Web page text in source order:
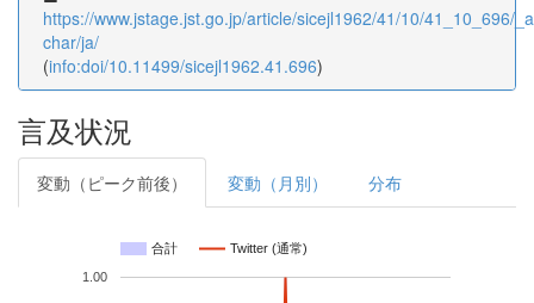
https://www.jstage.jst.go.jp/article/sicejl1962/41/10/41_10_696/
char/ja/
(info:doi/10.11499/sicejl1962.41.696)
言及状況
変動（ピーク前後） 変動（月別） 分布
合計 Twitter (通常)
1.00